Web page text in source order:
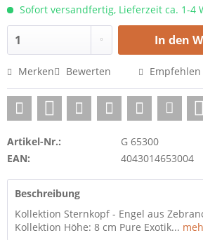
Sofort versandfertig, Lieferzeit ca. 1-4
In den
Merken Bewerten Empfehlen
Artikel-Nr.:
G 65300
EAN:
4043014653004
Beschreibung
Kollektion Sternkopf - Engel aus
Kollektion Höhe: 8 cm Pure Exotik...